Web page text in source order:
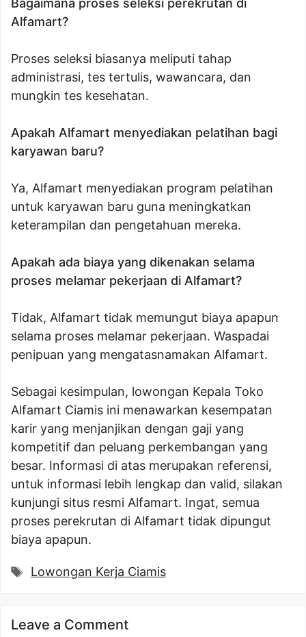
Bagaimana proses seleksi perekrutan di
Alfamart?
Proses seleksi biasanya meliputi tahap
administrasi, tes tertulis, wawancara, dan
mungkin tes kesehatan.
Apakah Alfamart menyediakan pelatihan bagi
karyawan baru?
Ya, Alfamart menyediakan program pelatihan
untuk karyawan baru guna meningkatkan
keterampilan dan pengetahuan mereka.
Apakah ada biaya yang dikenakan selama
proses melamar pekerjaan di Alfamart?
Tidak, Alfamart tidak memungut biaya apapun
selama proses melamar pekerjaan. Waspadai
penipuan yang mengatasnamakan Alfamart.
Sebagai kesimpulan, lowongan Kepala Toko
Alfamart Ciamis ini menawarkan kesempatan
karir yang menjanjikan dengan gaji yang
kompetitif dan peluang perkembangan yang
besar. Informasi di atas merupakan referensi,
untuk informasi lebih lengkap dan valid, silakan
kunjungi situs resmi Alfamart. Ingat, semua
proses perekrutan di Alfamart tidak dipungut
biaya apapun.
Tags
Lowongan Kerja Ciamis
Leave a Comment